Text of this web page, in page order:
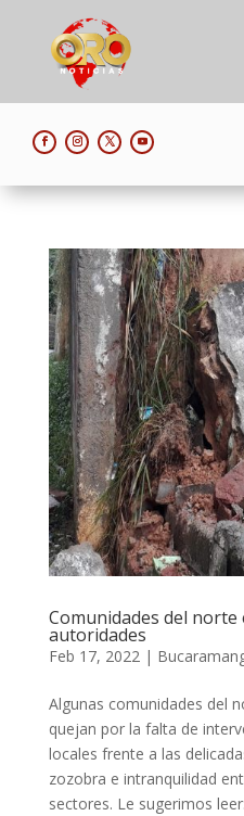
Comunidades del
autoridades
Feb 17, 2022|
Algunas comunidades del
quejan por la falta de
locales frente a las
zozobra e intranquilidad
sectores. Le sugerimos